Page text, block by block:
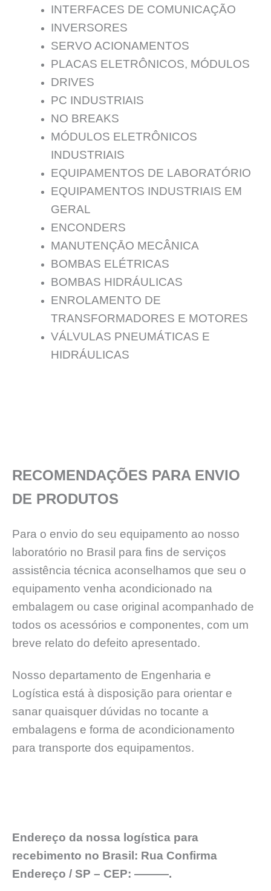
INTERFACES DE COMUNICAÇÃO
INVERSORES
SERVO ACIONAMENTOS
PLACAS ELETRÔNICOS, MÓDULOS
DRIVES
PC INDUSTRIAIS
NO BREAKS
MÓDULOS ELETRÔNICOS
INDUSTRIAIS
EQUIPAMENTOS DE LABORATÓRIO
EQUIPAMENTOS INDUSTRIAIS EM
GERAL
ENCONDERS
MANUTENÇĀO MECÂNICA
BOMBAS ELÉTRICAS
BOMBAS HIDRÁULICAS
ENROLAMENTO DE
TRANSFORMADORES E MOTORES
VÁLVULAS PNEUMÁTICAS E
HIDRÁULICAS
RECOMENDAÇÕES PARA ENVIO
DE PRODUTOS
Para o envio do seu equipamento ao nosso
laboratório no Brasil para fins de serviços
assistência técnica aconselhamos que seu o
equipamento venha acondicionado na
embalagem ou case original acompanhado de
todos os acessórios e componentes, com um
breve relato do defeito apresentado.
Nosso departamento de Engenharia e
Logística está à disposição para orientar e
sanar quaisquer dúvidas no tocante a
embalagens e forma de acondicionamento
para transporte dos equipamentos.
Endereço da nossa logística para
recebimento no Brasil: Rua Confirma
Endereço / SP – CEP: ———.